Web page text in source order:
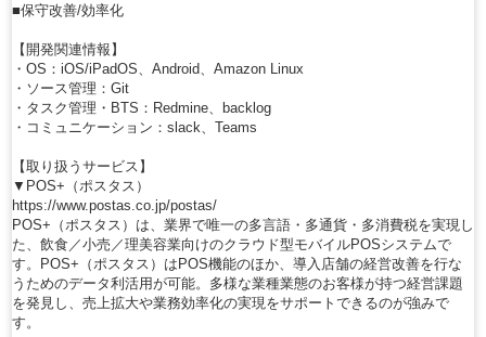
■保守改善/効率化
【開発関連情報】
・OS：iOS/iPadOS、Android、Amazon Linux
・ソース管理：Git
・タスク管理・BTS：Redmine、backlog
・コミュニケーション：slack、Teams
【取り扱うサービス】
▼POS+（ポスタス）
https://www.postas.co.jp/postas/
POS+（ポスタス）は、業界で唯一の多言語・多通貨・多消費税を実現し
た、飲食／小売／理美容業向けのクラウド型モバイルPOSシステムで
す。POS+（ポスタス）はPOS機能のほか、導入店舗の経営改善を行な
うためのデータ利活用が可能。多様な業種業態のお客様が持つ経営課題
を発見し、売上拡大や業務効率化の実現をサポートできるのが強みで
す。